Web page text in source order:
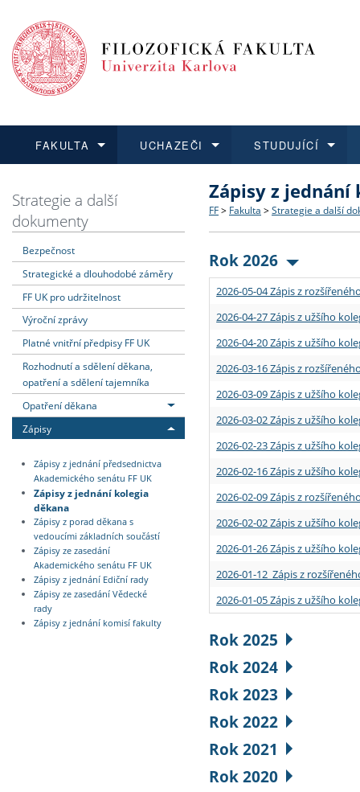
FAKULTA
Dozvědět se více
Struktura a historie
Strategie a další
Podpora a benefity pro
Absolventi fakulty
UCHAZEČI
Podat přihlášku
Co studovat a jak se
Učitelské studijní
Informace k průběhu
STUDUJÍCÍ
Dozvědět se více
Bakalářské a magisterské
Doktorské studium
Rigorózní řízení
Dozvědět se více
O vědě a výzkumu na FF
Akademické kvalifikace
Granty a projekty
Dozvědět se více
Aktuální nabídky a
Vyjíždějící studenti
Přijíždějící studenti
Vyjíždějící zaměstnanci
Strategie a další
dokumenty
Bezpečnost
Strategické a dlouhodobé záměry
FF UK pro udržitelnost
Výroční zprávy
Platné vnitřní předpisy FF UK
Rozhodnutí a sdělení děkana,
opatření a sdělení tajemníka
Opatření děkana
Zápisy
Zápisy z jednání předsednictva
Akademického senátu FF UK
Zápisy z jednání kolegia
děkana
Zápisy z porad děkana s
vedoucími základních součástí
Zápisy ze zasedání
Akademického senátu FF UK
Zápisy z jednání Ediční rady
Zápisy ze zasedání Vědecké
rady
Zápisy z jednání komisí fakulty
Zápisy z jednání
FF > Fakulta > Strategie a další
Rok 2026
2026-05-04 Zápis z
2026-04-27 Zápis z užšího
2026-04-20 Zápis z užšího
2026-03-16 Zápis z
2026-03-09 Zápis z užšího
2026-03-02 Zápis z užšího
2026-02-23 Zápis z užšího
2026-02-16 Zápis z užšího
2026-02-09 Zápis z
2026-02-02 Zápis z užšího
2026-01-26 Zápis z užšího
2026-01-12 Zápis z
2026-01-05 Zápis z užšího
Rok 2025
Rok 2024
Rok 2023
Rok 2022
Rok 2021
Rok 2020